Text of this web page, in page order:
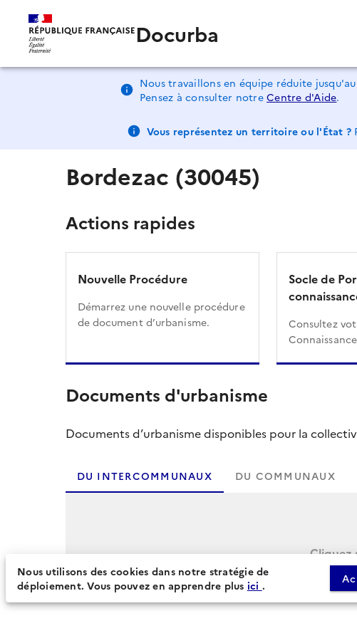
Docurba
Nous travaillons en équipe réduite
Pensez à consulter notreCentre d'Aide.
Vous représentez un territoire ou l'État ?
Bordezac (30045)
Actions rapides
Nouvelle Procédure
Démarrez une nouvelle procédure
de document d’urbanisme.
Socle de
Consultez
Documents d'urbanisme
Documents d’urbanisme disponibles pour la
DU INTERCOMMUNAUX DU COMMUNAUX
Cliquez
Nous utilisons des cookies dans notre stratégie de
déploiement. Vous pouvez en apprendre plus ici .